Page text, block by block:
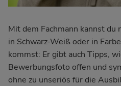
Mit dem Fachmann kannst du
in Schwarz-Weiß oder in
kommst: Er gibt auch Tipps,
Bewerbungsfoto offen und
ohne zu unseriös für die